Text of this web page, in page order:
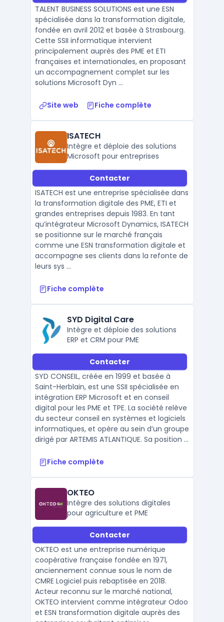
TALENT BUSINESS SOLUTIONS est une ESN
spécialisée dans la transformation digitale,
fondée en avril 2012 et basée à Strasbourg.
Cette SSII informatique intervient
principalement auprès des PME et ETI
françaises et internationales, en proposant
un accompagnement complet sur les
solutions Microsoft Dyn ...
Site web Fiche complète
ISATECH
Intègre et déploie des solutions
Microsoft pour entreprises
Contacter
ISATECH est une entreprise spécialisée dans
la transformation digitale des PME, ETI et
grandes entreprises depuis 1983. En tant
qu’intégrateur Microsoft Dynamics, ISATECH
se positionne sur le marché français
comme une ESN transformation digitale et
accompagne ses clients dans la refonte de
leurs sys ...
Fiche complète
SYD Digital Care
Intègre et déploie des solutions
ERP et CRM pour PME
Contacter
SYD CONSEIL, créée en 1999 et basée à
Saint-Herblain, est une SSII spécialisée en
intégration ERP Microsoft et en conseil
digital pour les PME et TPE. La société relève
du secteur conseil en systèmes et logiciels
informatiques, et opère au sein d’un groupe
dirigé par ARTEMIS ATLANTIQUE. Sa position ...
Fiche complète
OKTEO
Intègre des solutions digitales
pour agriculture et PME
Contacter
OKTEO est une entreprise numérique
coopérative française fondée en 1971,
anciennement connue sous le nom de
CMRE Logiciel puis rebaptisée en 2018.
Acteur reconnu sur le marché national,
OKTEO intervient comme intégrateur Odoo
et ESN transformation digitale auprès des